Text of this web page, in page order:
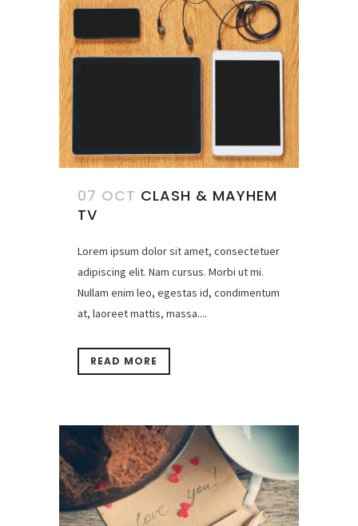
07 OCT CLASH & MAYHEM
TV
Lorem ipsum dolor sit amet, consectetuer
adipiscing elit. Nam cursus. Morbi ut mi.
Nullam enim leo, egestas id, condimentum
at, laoreet mattis, massa....
READ MORE